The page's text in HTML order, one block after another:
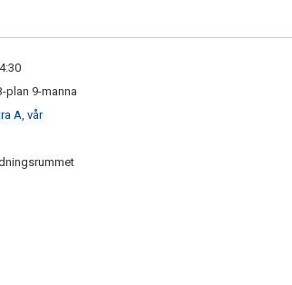
plan 9-manna
A, vår